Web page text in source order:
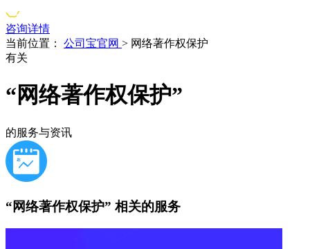
咨询详情
当前位置：
公司宝官网 > 网络著作权保护
有关
“网络著作权保护”
的服务与资讯
“网络著作权保护” 相关的服务